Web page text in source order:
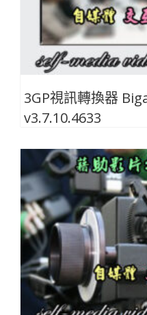
3GP視訊轉換器
v3.7.10.4633